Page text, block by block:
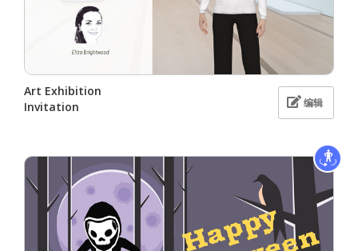
Art Exhibition
Invitation
编辑